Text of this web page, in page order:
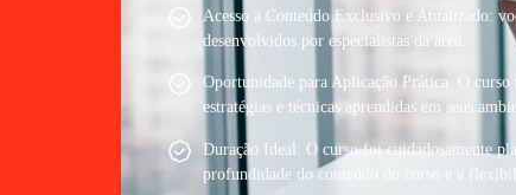
Acesso a Conteúdo Exclusivo e Atualizado:
desenvolvidos por especialistas da área.
Oportunidade para Aplicação Prática: O
estratégias e técnicas aprendidas em seus
Duração Ideal: O curso foi cuidadosamente
profundidade do conteúdo do curso e a